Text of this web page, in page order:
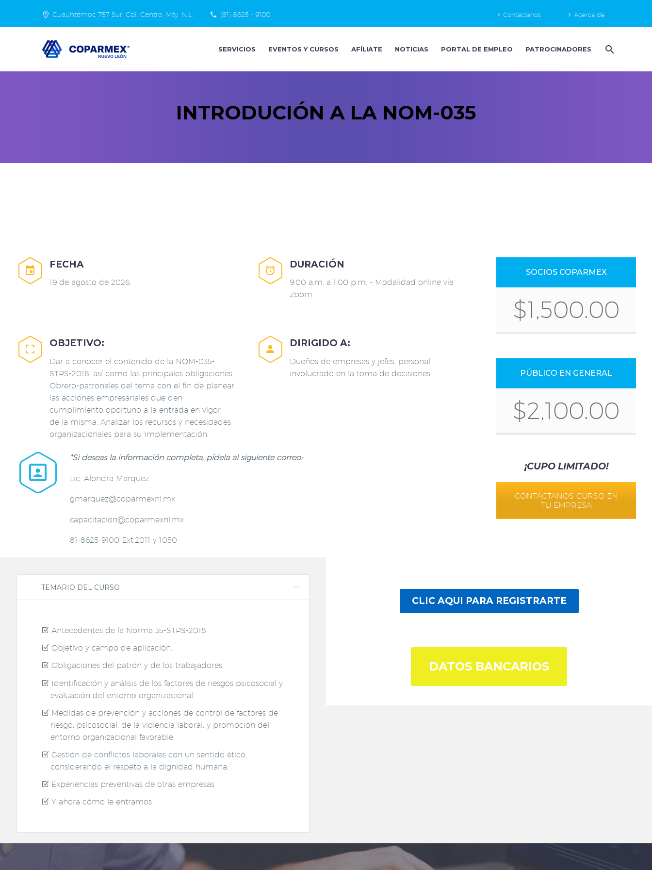
Cuauhtémoc 757 Sur. Col. Centro, Mty. N.L. (81) 8625 - 9100 Contáctanos Acerca de
SERVICIOS EVENTOS Y CURSOS AFÍLIATE NOTICIAS PORTAL DE EMPLEO PATROCINADORES
INTRODUCIÓN A LA NOM-035


FECHA
19 de agosto de 2026.


DURACIÓN
9:00 a.m. a 1:00 p.m. – Modalidad online vía
Zoom.


OBJETIVO:
Dar a conocer el contenido de la NOM-035-
STPS-2018, así como las principales obligaciones
Obrero-patronales del tema con el fin de planear
las acciones empresariales que den
cumplimiento oportuno a la entrada en vigor
de la misma . Analizar los recursos y necesidades
organizacionales para su Implementación


DIRIGIDO A:
Dueños de empresas y jefes, personal
involucrado en la toma de decisiones.


*Si deseas la información completa, pídela al siguiente correo:
Lic. Alondra Marquez
gmarquez@coparmexnl.mx
capacitacion@coparmexnl.mx
81-8625-9100 Ext.2011 y 1050
SOCIOS COPARMEX
$1,500.00
PÚBLICO EN GENERAL
$2,100.00
¡CUPO LIMITADO!
CONTÁCTANOS CURSO EN
TU EMPRESA
TEMARIO DEL CURSO
Antecedentes de la Norma 35-STPS-2018
Objetivo y campo de aplicación.
Obligaciones del patrón y de los trabajadores.
Identificación y análisis de los factores de riesgos psicosocial y
evaluación del entorno organizacional.
Medidas de prevención y acciones de control de factores de
riesgo. psicosocial; de la violencia laboral, y promoción del
entorno organizacional favorable.
Gestión de conflictos laborales con un sentido ético,
considerando el respeto a la dignidad humana.
Experiencias preventivas de otras empresas
Y ahora cómo le entramos
CLIC AQUI PARA REGISTRARTE
DATOS BANCARIOS